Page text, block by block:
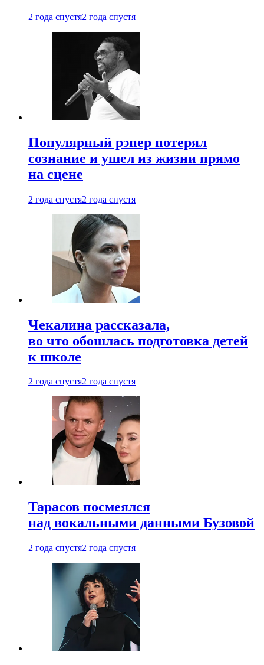
2 года спустя2 года спустя
Популярный рэпер потерял
сознание и ушел из жизни прямо
на сцене
2 года спустя2 года спустя
Чекалина рассказала,
во что обошлась подготовка детей
к школе
2 года спустя2 года спустя
Тарасов посмеялся
над вокальными данными Бузовой
2 года спустя2 года спустя